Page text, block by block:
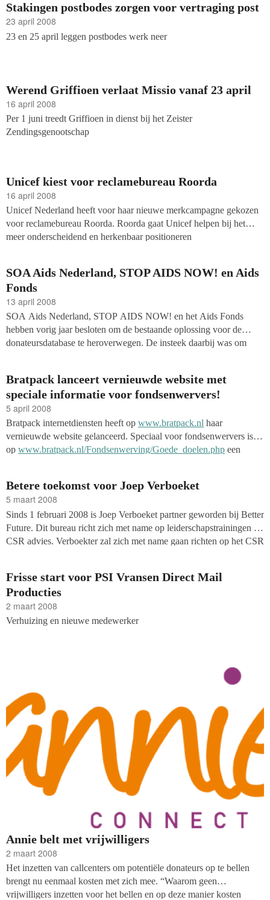
Award is gewonnen door de Postbank. De Starters Award is aan
Getronics PinkRoccade overhandigd. Juryvoorzitter Jeroen
Dietvorst, voorzitter van de NCCA, overhandigde de prijzen aan de
Stakingen postbodes zorgen voor vertraging post
23 april 2008
23 en 25 april leggen postbodes werk neer
Werend Griffioen verlaat Missio vanaf 23 april
16 april 2008
Per 1 juni treedt Griffioen in dienst bij het Zeister
Zendingsgenootschap
Unicef kiest voor reclamebureau Roorda
16 april 2008
Unicef Nederland heeft voor haar nieuwe merkcampagne gekozen
voor reclamebureau Roorda. Roorda gaat Unicef helpen bij het
meer onderscheidend en herkenbaar positioneren
SOA Aids Nederland, STOP AIDS NOW! en Aids
Fonds
13 april 2008
SOA Aids Nederland, STOP AIDS NOW! en het Aids Fonds
hebben vorig jaar besloten om de bestaande oplossing voor de
donateursdatabase te heroverwegen. De insteek daarbij was om
Bratpack lanceert vernieuwde website met
speciale informatie voor fondsenwervers!
5 april 2008
Bratpack internetdiensten heeft op www.bratpack.nl haar
vernieuwde website gelanceerd. Speciaal voor fondsenwervers is
op www.bratpack.nl/Fondsenwerving/Goede_doelen.php een
Betere toekomst voor Joep Verboeket
5 maart 2008
Sinds 1 februari 2008 is Joep Verboeket partner geworden bij Better
Future. Dit bureau richt zich met name op leiderschapstrainingen en
CSR advies. Verboekter zal zich met name gaan richten op het CSR
Frisse start voor PSI Vransen Direct Mail
Producties
2 maart 2008
Verhuizing en nieuwe medewerker
Annie belt met vrijwilligers
2 maart 2008
Het inzetten van callcenters om potentiële donateurs op te bellen
brengt nu eenmaal kosten met zich mee. “Waarom geen
vrijwilligers inzetten voor het bellen en op deze manier kosten